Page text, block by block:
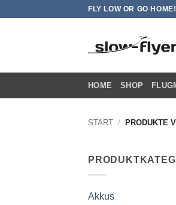
FLY LOW OR GO HOME!
HOME SHOP
START / PRODUKTE
Akkus